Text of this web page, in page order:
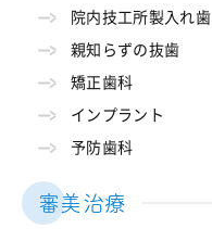
院内技工所製入れ歯
親知らずの抜歯
矯正歯科
インプラント
予防歯科
審美治療